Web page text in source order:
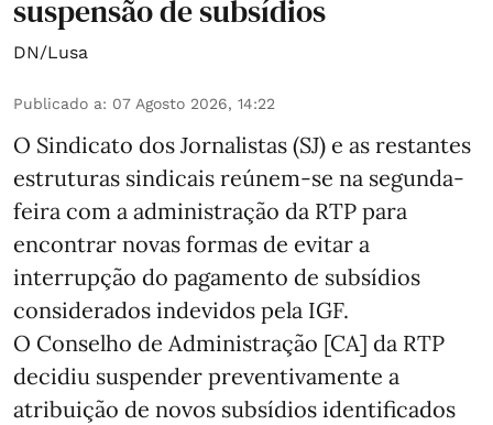
suspensão de subsídios
DN/Lusa
Publicado a: 07 Agosto 2026, 14:22
O Sindicato dos Jornalistas (SJ) e as restantes
estruturas sindicais reúnem-se na segunda-
feira com a administração da RTP para
encontrar novas formas de evitar a
interrupção do pagamento de subsídios
considerados indevidos pela IGF.
O Conselho de Administração [CA] da RTP
decidiu suspender preventivamente a
atribuição de novos subsídios identificados